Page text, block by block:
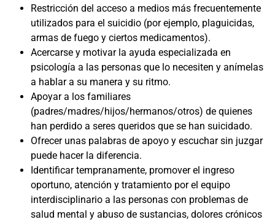
Restricción del acceso a medios más frecuentemente
utilizados para el suicidio (por ejemplo, plaguicidas,
armas de fuego y ciertos medicamentos).
Acercarse y motivar la ayuda especializada en
psicología a las personas que lo necesiten y anímelas
a hablar a su manera y su ritmo.
Apoyar a los familiares
(padres/madres/hijos/hermanos/otros) de quienes
han perdido a seres queridos que se han suicidado.
Ofrecer unas palabras de apoyo y escuchar sin juzgar
puede hacer la diferencia.
Identificar tempranamente, promover el ingreso
oportuno, atención y tratamiento por el equipo
interdisciplinario a las personas con problemas de
salud mental y abuso de sustancias, dolores crónicos